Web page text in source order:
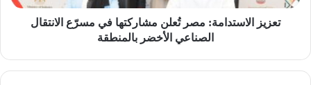
الصناعي
الأخضرتعزيز الاستدامة: مصر تُعلن مشاركتها في مسرّع الانتقال
الصناعي الأخضر بالمنطقة